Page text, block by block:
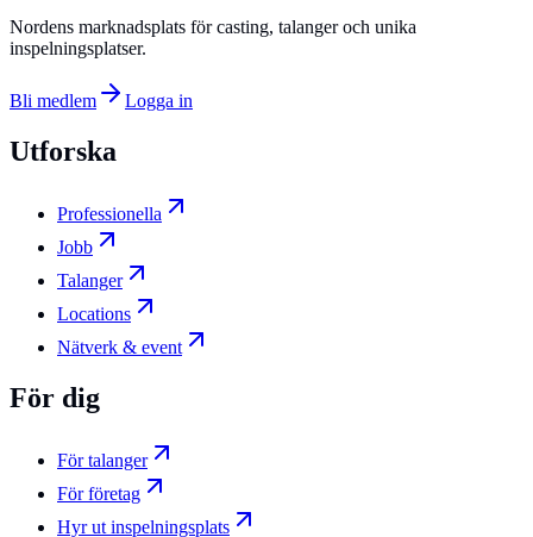
Nordens marknadsplats för casting, talanger och unika
inspelningsplatser.
Bli medlem Logga in
Utforska
Professionella
Jobb
Talanger
Locations
Nätverk & event
För dig
För talanger
För företag
Hyr ut inspelningsplats